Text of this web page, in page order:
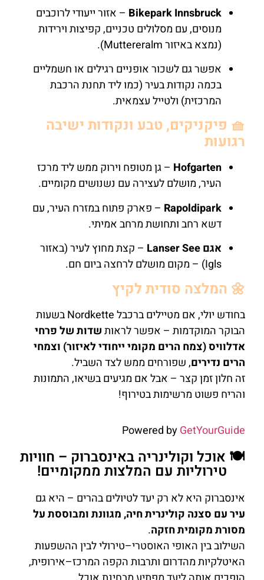
Bikepark Innsbruck – אזור ייעודי לרוכבים
מנוסים, עם מסלולים טכניים, קפיצות וירידות
(נמצא באיזור Muttereralm).
אפשר גם לשכור אופניים רגילים או חשמליים
בכמה נקודות בעיר (כמו ליד תחנת הרכבת
המרכזית) ולטייל עצמאית.
🧺 פיקניקים, טבע ונקודות ישיבה
רגועות
Hofgarten – גן מטופח וירוק ממש ליד מרכז
העיר, מושלם לעצירה עם נשנושים מקומיים.
Rapoldipark – פארק פתוח במזרח העיר, עם
דשא רחב ותחושת מרחב אמיתי.
אגם Lanser See
– קצת מחוץ לעיר (באזור
Igls) – מקום מושלם לרחצה ביום חם.
🌼 המלצה סודית לקיץ
בחודש יולי, אם מטיילים ברכבל Nordkette בשעות
הבוקר המוקדמות – אפשר לראותשדות של פרחי
אדלוויס (צמח הרים מקומי ייחודי לאיזור) וצמחי
הרים נדירים, שפורחים ממש לצד השביל.
זה חלון זמן קצר – אבל אם מגיעים בשיאו, התמונות
והריח פשוט מרשימות בטירוף!
Powered byGetYourGuide
🍽️ אוכל וקולינריה באינסברוק – חוויות
טירוליות עם המלצות ממקומיים!
אינסברוק היא לא רק יעד לטיולים בהרים – היא גם
עיר עם סצנה קולינרית חיה, מגוונת ומבוססת על
מסורת מקומית חזקה.
השילוב בין האופי האוסטרי–טירולי לבין ההשפעות
האיטלקיות מהדרום ותרבות הקפה המרכז–אירופית,